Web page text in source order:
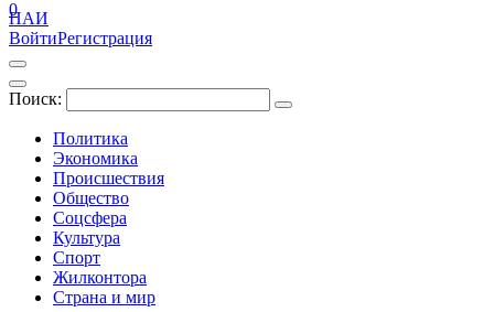
ПАИ
ВойтиРегистрация
Поиск:
Политика
Экономика
Происшествия
Общество
Соцсфера
Культура
Спорт
Жилконтора
Страна и мир
0